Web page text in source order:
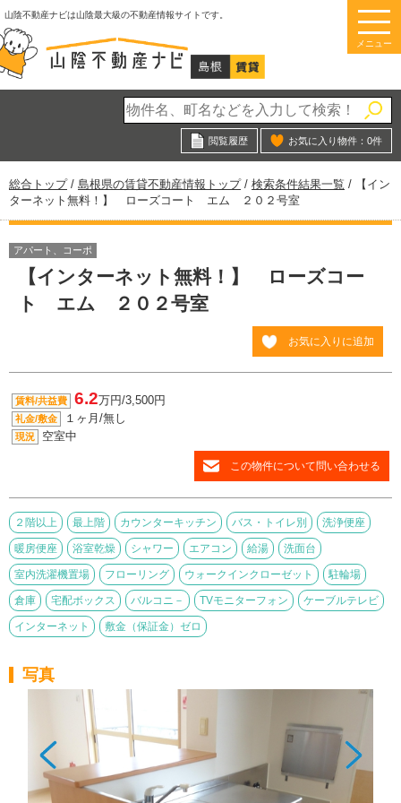
このページの本文へ
山陰不動産ナビは山陰最大級の不動産情報サイトです。
メニュー
閲覧履歴 お気に入り物件： 0件
現
在
の
置：
総合トップ/ 島根県の賃貸不動産情報トップ/ 検索条件結果一覧 /
【イン
ターネット無料！】 ローズコート エム ２０２号室
アパート、コーポ
【インターネット無料！】 ローズコー
ト エム ２０２号室
お気に入りに追加
賃料/共益費 6.2万円/3,500円
礼金/敷金 １ヶ月/無し
現況 空室中
この物件について問い合わせる
２階以上 最上階 カウンターキッチン バス・トイレ別 洗浄便座
暖房便座 浴室乾燥 シャワー エアコン 給湯 洗面台
室内洗濯機置場 フローリング ウォークインクローゼット 駐輪場
倉庫 宅配ボックス バルコニ－ TVモニターフォン ケーブルテレビ
インターネット 敷金（保証金）ゼロ
写真